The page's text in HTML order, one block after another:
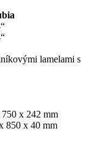
lamelami s
mm
mm